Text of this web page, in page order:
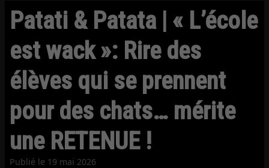
Patati & Patata | « L’école
est wack »: Rire des
élèves qui se prennent
pour des chats… mérite
une RETENUE !
Publié le 19 mai 2026